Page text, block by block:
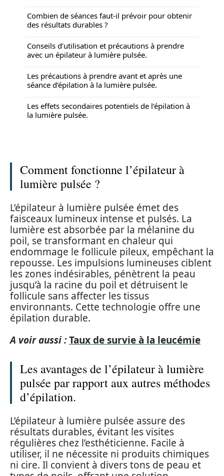
Combien de séances faut-il prévoir pour obtenir
des résultats durables ?
Conseils d’utilisation et précautions à prendre
avec un épilateur à lumière pulsée.
Les précautions à prendre avant et après une
séance d’épilation à la lumière pulsée.
Les effets secondaires potentiels de l’épilation à
la lumière pulsée.
Comment fonctionne l’épilateur à
lumière pulsée ?
L’épilateur à lumière pulsée émet des
faisceaux lumineux intense et pulsés. La
lumière est absorbée par la mélanine du
poil, se transformant en chaleur qui
endommage le follicule pileux, empêchant la
repousse. Les impulsions lumineuses ciblent
les zones indésirables, pénètrent la peau
jusqu’à la racine du poil et détruisent le
follicule sans affecter les tissus
environnants. Cette technologie offre une
épilation durable.
A voir aussi :Taux de survie à la leucémie
Les avantages de l’épilateur à lumière
pulsée par rapport aux autres méthodes
d’épilation.
L’épilateur à lumière pulsée assure des
résultats durables, évitant les visites
régulières chez l’esthéticienne. Facile à
utiliser, il ne nécessite ni produits chimiques
ni cire. Il convient à divers tons de peau et